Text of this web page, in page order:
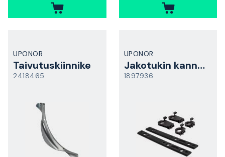
UPONOR
Taivutuskiinnike
2418465
UPONOR
Jakotukin kannatin
1897936